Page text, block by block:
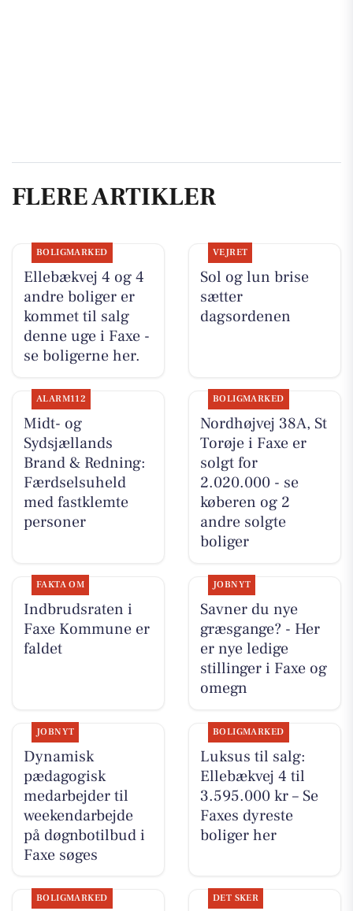
FLERE ARTIKLER
BOLIGMARKED
Ellebækvej 4 og 4
andre boliger er
kommet til salg
denne uge i Faxe -
se boligerne her.
VEJRET
Sol og lun brise
sætter
dagsordenen
ALARM112
Midt- og
Sydsjællands
Brand & Redning:
Færdselsuheld
med fastklemte
personer
BOLIGMARKED
Nordhøjvej 38A, St
Torøje i Faxe er
solgt for
2.020.000 - se
køberen og 2
andre solgte
boliger
FAKTA OM
Indbrudsraten i
Faxe Kommune er
faldet
JOBNYT
Savner du nye
græsgange? - Her
er nye ledige
stillinger i Faxe og
omegn
JOBNYT
Dynamisk
pædagogisk
medarbejder til
weekendarbejde
på døgnbotilbud i
Faxe søges
BOLIGMARKED
Luksus til salg:
Ellebækvej 4 til
3.595.000 kr – Se
Faxes dyreste
boliger her
BOLIGMARKED DET SKER